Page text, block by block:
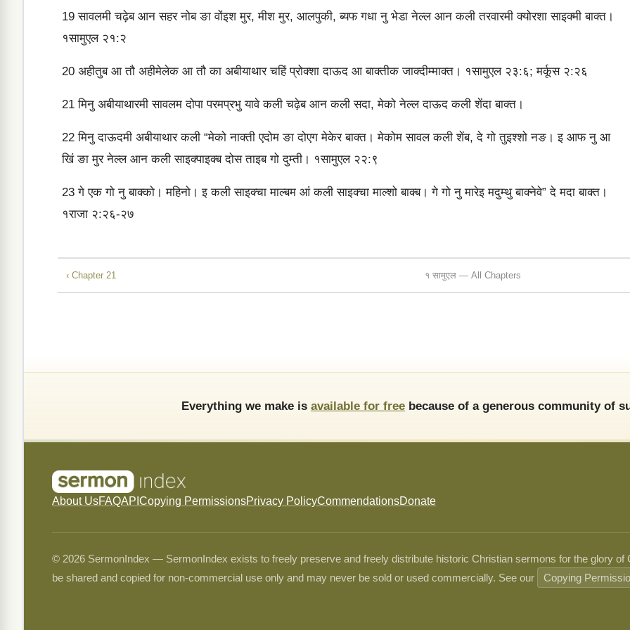
19 सावलमी चढ़ेब आन सहर नोब ङा वोंइश मुर, मीश मुर, आलपुकी, ब्‍यफ गधा नु भेडा नेल्‍ल आन कली तरवारमी क्‍योरशा साइक्‍मी बाक्‍त।
१सामुएल २१:२
20 अहीतुब आ तौ अहीमेलेक आ तौ का अबीयाथार चहिं प्रोक्‍शा दाऊद आ बाक्‍तीक जाक्‍दीम्‍माक्‍त। १सामुएल २३:६; मर्कूस २:२६
21 मिनु अबीयाथारमी सावलम दोपा परमप्रभु यावे कली चढ़ेब आन कली सदा, मेको नेल्‍ल दाऊद कली शेंदा बाक्‍त।
22 मिनु दाऊदमी अबीयाथार कली “मेको नाक्‍ती एदोम ङा दोएग मेकेर बाक्‍त। मेकोम सावल कली शेंब, दे गो तुइश्‍शो नङ। इ आफ नु आ
खिं ङा मुर नेल्‍ल आन कली साइक्‍पाइक्‍ब दोस ताइब गो दुम्‍ती। १सामुएल २२:९
23 गे एक गो नु बाक्‍को। महिनो। इ कली साइक्‍चा माल्‍बम आं कली साइक्‍चा माल्‍शो बाक्‍ब। गे गो नु मारेइ मदुम्‍थु बाक्‍नेवे” दे मदा बाक्‍त।
१राजा २:२६-२७
‹ Chapter 21 १ सामुएल — All Chapters
Everything we make is available for free because of a generous community of
About UsFAQAPI Copying PermissionsPrivacy PolicyCommendationsDonate
© 2026 SermonIndex — SermonIndex exists to freely preserve and freely distribute historic Christian sermons for the glory
be shared and copied for non-commercial use only and may never be sold or used commercially. See our
Copying